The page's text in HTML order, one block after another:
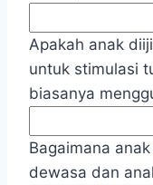
Apakah anak
untuk stimulasi
biasanya
Bagaimana
dewasa dan